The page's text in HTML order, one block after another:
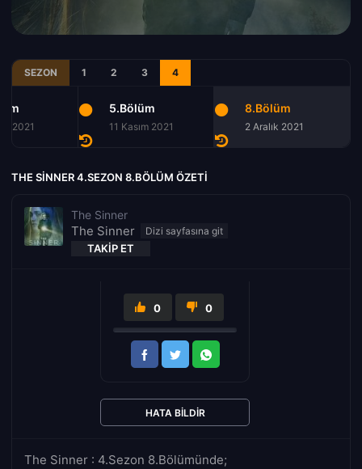
SEZON 1 2 3 4
2021
5.Bölüm
11 Kasım 2021
8.Bölüm
2 Aralık 2021
THE SINNER 4.SEZON 8.BÖLÜM ÖZETI
The Sinner
The Sinner
TAKIP ET
The Sinner : 4.Sezon 8.Bölümünde;
0 0
HATA BILDIR